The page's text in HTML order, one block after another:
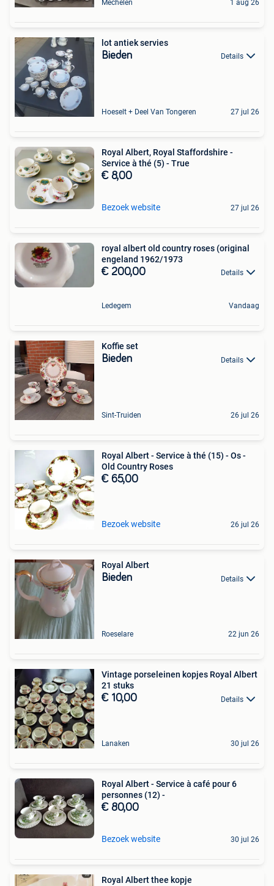
Mechelen 1 aug 26
lot antiek servies
Bieden Details
Hoeselt + Deel Van Tongeren 27 jul 26
Royal Albert, Royal Staffordshire -
Service à thé (5) - True
€ 8,00
Bezoek website 27 jul 26
royal albert old country roses (original
engeland 1962/1973
€ 200,00 Details
Ledegem Vandaag
Koffie set
Bieden Details
Sint-Truiden 26 jul 26
Royal Albert - Service à thé (15) - Os -
Old Country Roses
€ 65,00
Bezoek website 26 jul 26
Royal Albert
Bieden Details
Roeselare 22 jun 26
Vintage porseleinen kopjes Royal Albert
21 stuks
€ 10,00 Details
Lanaken 30 jul 26
Royal Albert - Service à café pour 6
personnes (12) -
€ 80,00
Bezoek website 30 jul 26
Royal Albert thee kopje